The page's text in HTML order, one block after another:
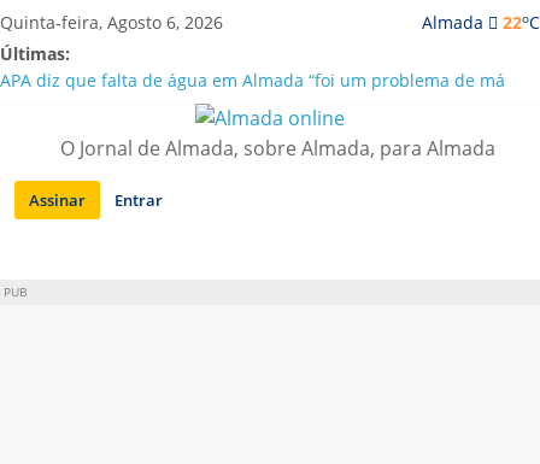
Saltar
para
conteúdo
Almada 22oC
Quinta-feira, Agosto 6, 2026
Últimas:
APA diz que falta de água em Almada “foi um problema de má
Laranjeiro | Cultura pop asiática invade a Casa Amarela
Ponte 25 de Abril celebra 60 anos com programa cultural entre
Lisboa e Almada
Situação de alerta em Almada renovada até final de Agosto
O Jornal de Almada, sobre Almada, para Almada
Assinar Entrar
PUB